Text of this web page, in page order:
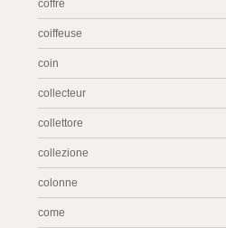
coffre
coiffeuse
coin
collecteur
collettore
collezione
colonne
come